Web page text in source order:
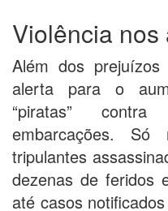
Violência nos
Além dos
alerta para o
“piratas”
embarcações.
tripulantes
dezenas de feridos
até casos